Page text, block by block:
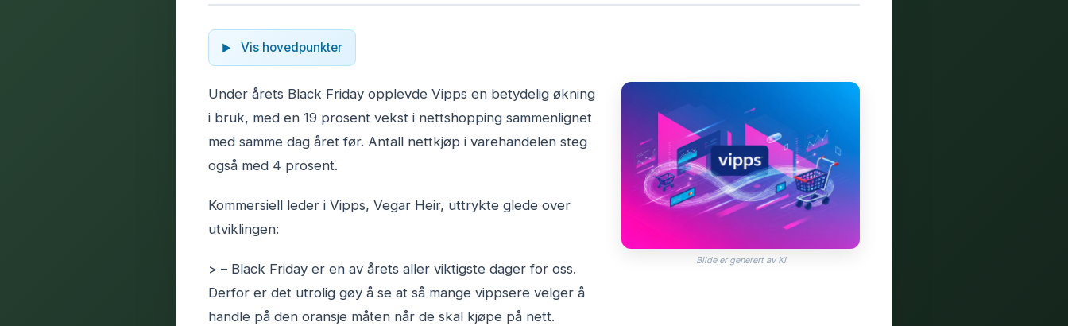
Vis hovedpunkter
Bilde er generert av KI
Under årets Black Friday opplevde Vipps en betydelig økning
i bruk, med en 19 prosent vekst i nettshopping sammenlignet
med samme dag året før. Antall nettkjøp i varehandelen steg
også med 4 prosent.
Kommersiell leder i Vipps, Vegar Heir, uttrykte glede over
utviklingen:
> – Black Friday er en av årets aller viktigste dager for oss.
Derfor er det utrolig gøy å se at så mange vippsere velger å
handle på den oransje måten når de skal kjøpe på nett.